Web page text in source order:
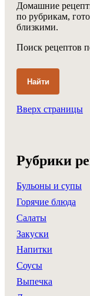
Домашние
по рубрикам,
близкими.
Поиск рецептов
Найти
Вверх страницы
Рубрики
Бульоны и супы
Горячие блюда
Салаты
Закуски
Напитки
Соусы
Выпечка